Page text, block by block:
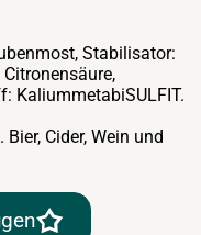
Stabilisator:
KaliummetabiSULFIT.
Cider, Wein und